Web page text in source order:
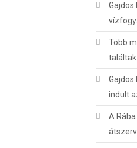
Gajdos
Több
indult
A